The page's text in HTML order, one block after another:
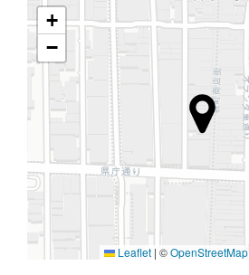
+
−
Leaflet | ©OpenStreetMap